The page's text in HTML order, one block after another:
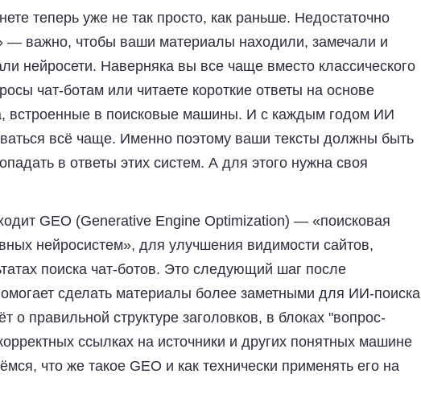
теперь уже не так просто, как раньше. Недостаточно
— важно, чтобы ваши материалы находили, замечали и
нейросети. Наверняка вы все чаще вместо классического
чат-ботам или читаете короткие ответы на основе
встроенные в поисковые машины. И с каждым годом ИИ
всё чаще. Именно поэтому ваши тексты должны быть
в ответы этих систем. А для этого нужна своя
GEO (Generative Engine Optimization) — «поисковая
нейросистем», для улучшения видимости сайтов,
поиска чат-ботов. Это следующий шаг после
сделать материалы более заметными для ИИ-поиска
о правильной структуре заголовков, в блоках "вопрос-
ссылках на источники и других понятных машине
что же такое GEO и как технически применять его на